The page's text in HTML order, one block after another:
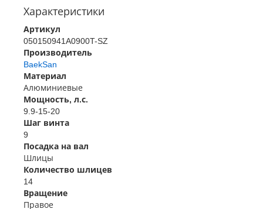
Характеристики
Артикул
050150941A0900T-SZ
Производитель
BaekSan
Материал
Алюминиевые
Мощность, л.с.
9.9-15-20
Шаг винта
9
Посадка на вал
Шлицы
Количество шлицев
14
Вращение
Правое